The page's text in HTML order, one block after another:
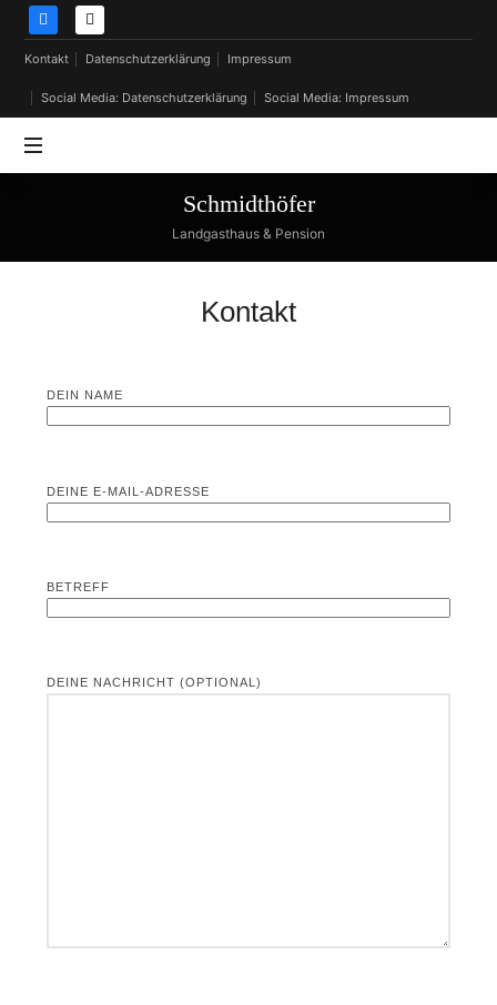
Kontakt Datenschutzerklärung Impressum
Social Media: Datenschutzerklärung Social Media: Impressum
Schmidthöfer
Landgasthaus & Pension
Kontakt
DEIN NAME
DEINE E-MAIL-ADRESSE
BETREFF
DEINE NACHRICHT (OPTIONAL)